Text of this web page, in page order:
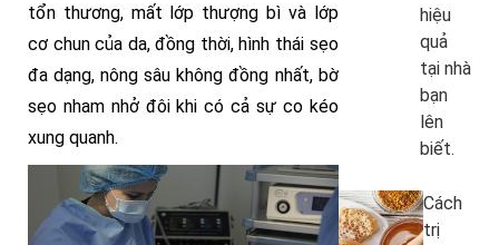
tổn thương, mất lớp thượng bì và lớp
cơ chun của da, đồng thời, hình thái sẹo
đa dạng, nông sâu không đồng nhất, bờ
sẹo nham nhở đôi khi có cả sự co kéo
xung quanh.
hiệu
quả
tại nhà
bạn
lên
biết.
Cách
trị